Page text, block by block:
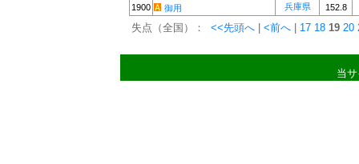
1900 御用 兵庫県 152.8
失点（全国）： <<先頭へ <前へ 17 18 19 20
当